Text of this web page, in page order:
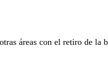
áreas con el retiro de la